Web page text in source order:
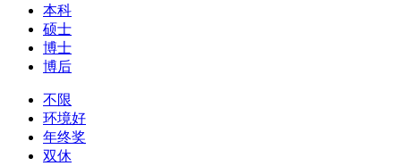
本科
硕士
博士
博后
不限
环境好
年终奖
双休